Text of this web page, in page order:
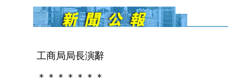
工商局局長演辭
＊＊＊＊＊＊＊